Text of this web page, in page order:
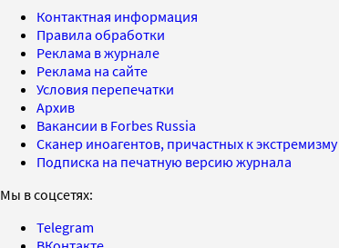
Контактная информация
Правила обработки
Реклама в журнале
Реклама на сайте
Условия перепечатки
Архив
Вакансии в Forbes Russia
Сканер иноагентов, причастных к
Подписка на печатную версию журнала
Мы в соцсетях:
Telegram